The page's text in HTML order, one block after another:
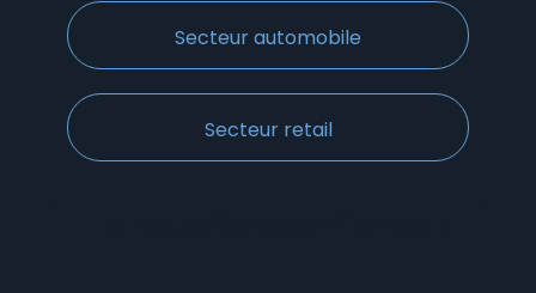
Secteur automobile
Secteur retail